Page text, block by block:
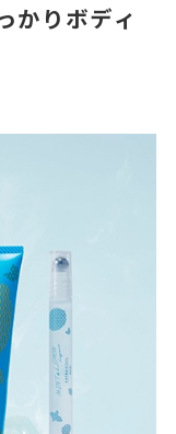
かりボディ